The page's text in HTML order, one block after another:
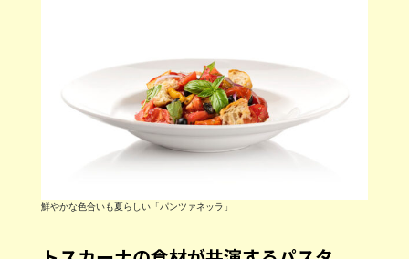
鮮やかな色合いも夏らしい「パンツァネッラ」